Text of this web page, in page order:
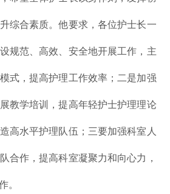
综合素质。他要求，各位护士长一
规范、高效、安全地开展工作，主
式，提高护理工作效率；二是加强
教学培训，提高年轻护士护理理论
高水平护理队伍；三要加强科室人
合作，提高科室凝聚力和向心力，
。